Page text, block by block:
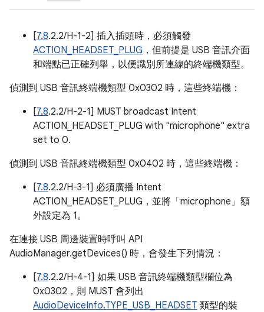
[7.8.2.2/H-1-2] 插入插頭時，必須觸發
ACTION_HEADSET_PLUG ，但前提是 USB 音訊介面
和端點已正確列舉，以便識別所連線的終端機類型。
偵測到 USB 音訊終端機類型 0x0302 時，這些終端機：
[7.8.2.2/H-2-1] MUST broadcast Intent
ACTION_HEADSET_PLUG with "microphone" extra
set to 0.
偵測到 USB 音訊終端機類型 0x0402 時，這些終端機：
[7.8.2.2/H-3-1] 必須廣播 Intent
ACTION_HEADSET_PLUG，並將「microphone」額
外設定為 1。
在連接 USB 周邊裝置時呼叫 API
AudioManager.getDevices() 時，會發生下列情況：
[7.8.2.2/H-4-1] 如果 USB 音訊終端機類型欄位為
0x0302，則 MUST 會列出
AudioDeviceInfo.TYPE_USB_HEADSET 類型的裝